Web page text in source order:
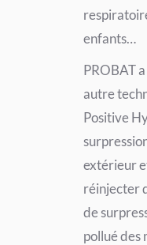
enfants…
PROBAT
autre
Positive
extérieur
réinjecter
de
pollué des